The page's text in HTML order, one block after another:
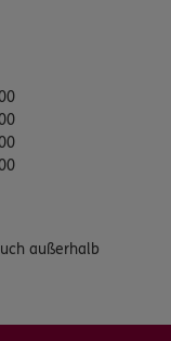
außerhalb